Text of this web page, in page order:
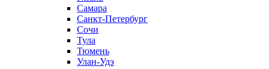
Самара
Санкт-Петербург
Сочи
Тула
Тюмень
Улан-Удэ